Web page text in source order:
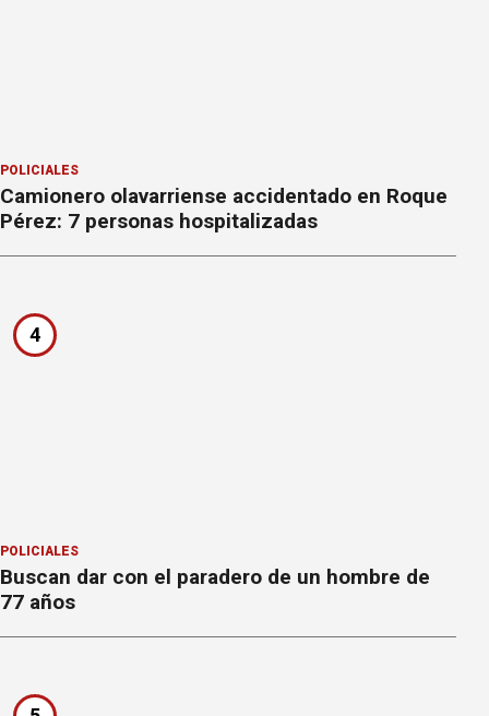
POLICIALES
Camionero olavarriense accidentado en Roque
Pérez: 7 personas hospitalizadas
4
POLICIALES
Buscan dar con el paradero de un hombre de
77 años